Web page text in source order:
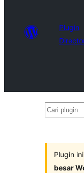
Plugin
Cari
Plugin ini
besar